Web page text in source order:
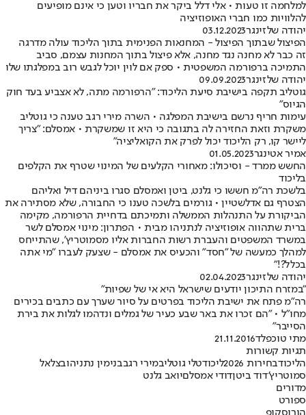
למלחמה זו טעות • אלי דלל ביקר את חבריו וטען כי אינם מופיעים
להלוויות כמו חברי האופוזיציה
יהודה שלזינגר03.12.2023
הפיצול שבתוך הפיצול - המחנאות הפנימית בתוך הליכוד עולה מדרגה
זה כבר לא מחנה נגד מחנה, אלא פיצול בתוך המחנות עצמם, סביב
התמיכה ברפורמה המשפטית • ספק אם לוין יוכל לגבש רוב במפלגתו שלו
יהודה שלזינגר09.09.2023
גוטליב תקפה בישיבת סיעת הליכוד: "הרפורמה מתה, לא אצביע בעד חוק
הגיוס"
עימות חריף נרשם בישיבת המפלגה • השרה מירי רגב טענה כי גוטליב
משקרת וזאת החזירה לה בתגובה כי היא זו שמשקרת • אמסלם: "צריך
ליישר קו, רק הליכוד יכול לפרק את הקואליציה"
אמיר אטינגר01.05.2023
החשש ממרד - וסיכולו: מאחורי הקלעים של המינוי שטרף את הקלפים
בליכוד
בלשכת רה"מ חששו כי גלנט, ביטן ואמסלם סגרו ביניהם דיל ואליהם
הצטרף גם אדלשטיין • גורמים בלשכה טענו כי החבורה, שלא מסתירה את
הביקורת על התנהלות הממשלה ותמיכתם בדחיית הרפורמה, מקימה
ברית שתהווה אופוזיציה לנתניהו מבית • הפתרון: מינוי אמסלם לשר
במשרד המשפטים והעברת רשות החברות אליו מסמוטריץ', שהתייחס
למהלך כמעשה של "חסד" והכעיס את אמסלם - שצעק לעברו "מי אתה
בכלל?!"
יהודה שלזינגר02.04.2023
"במזרח התיכון יודעים שישראל היא אי של שפיות"
רה"מ פתח את ישיבת הליכוד בפרטים על סיור שערך עם כתבים בכירים
מחו"ל • "הם זכרו את באר שבע כעיר של גמלים ונדהמו לגלות את בירת
הסייבר"
מתי טוכפלד21.11.2016
תגיות קשורות
הליכודבחירות 2026 ליכודטלי גוטליבמירי רגבבנימין נתניהובצלאל
סמוטריץ'דוד ביטןדודי אמסלםיואב גלנט
מדורים
ספורט